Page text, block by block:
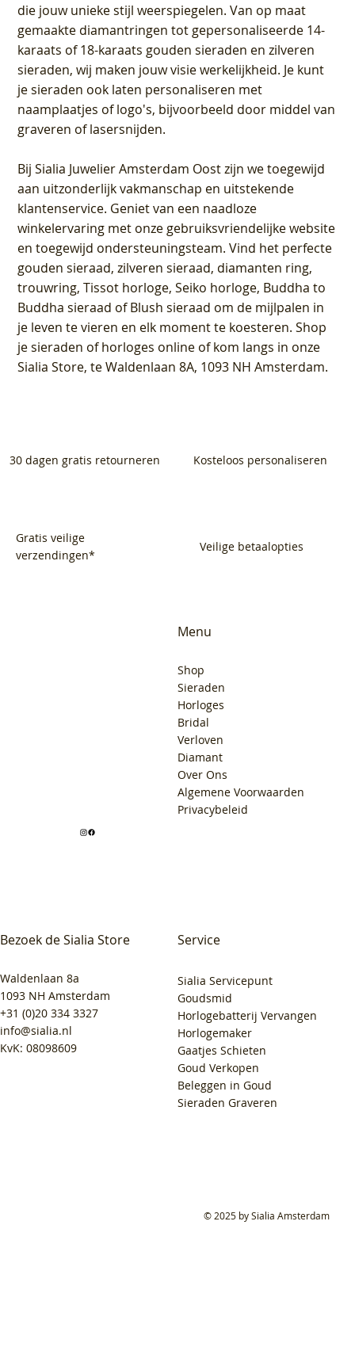
die jouw unieke stijl weerspiegelen. Van op maat
gemaakte diamantringen tot gepersonaliseerde 14-
karaats of 18-karaats gouden sieraden en zilveren
sieraden, wij maken jouw visie werkelijkheid. Je kunt
je sieraden ook laten personaliseren met
naamplaatjes of logo's, bijvoorbeeld door middel van
graveren of lasersnijden.
BijSialia Juwelier Amsterdam Oostzijn we toegewijd
aan uitzonderlijk vakmanschap en uitstekende
klantenservice. Geniet van een naadloze
winkelervaring met onze gebruiksvriendelijke website
en toegewijd ondersteuningsteam. Vind het perfecte
gouden sieraad, zilveren sieraad, diamanten ring,
trouwring, Tissot horloge, Seiko horloge, Buddha to
Buddha sieraad of Blush sieraad om de mijlpalen in
je leven te vieren en elk moment te koesteren. Shop
je sieraden of horloges online of kom langs in onze
Sialia Store, te Waldenlaan 8A, 1093 NH Amsterdam.
30 dagen gratis retourneren Kosteloos personaliseren
Gratis veilige
verzendingen*
Veilige betaalopties
Bezoek de Sialia Store
Waldenlaan 8a
1093 NH Amsterdam
+31 (0)20 334 3327
info@sialia.nl
KvK: 08098609
Menu
Shop
Sieraden
Horloges
Bridal
Verloven
Diamant
Over Ons
Algemene Voorwaarden
Privacybeleid
Service
Sialia Servicepunt
Goudsmid
Horlogebatterij Vervangen
Horlogemaker
Gaatjes Schieten
Goud Verkopen
Beleggen in Goud
Sieraden Graveren
© 2025 by Sialia Amsterdam